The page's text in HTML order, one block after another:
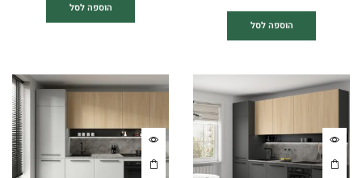
הוספה לסל
הוספה לסל